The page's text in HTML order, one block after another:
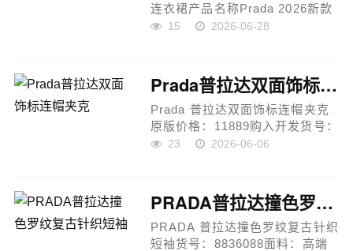
连衣裙产品名称Prada 2026新款
黑色连帽连衣裙产品亮点这款连
通勤元素，打造兼具舒适...
15 2026-06-28
Prada普拉达双面饰标连帽夹克
Prada 普拉达双面饰标连帽夹克
原版价格：11889购入开发货号：
1684766-B60面料：再生尼龙面
重：约390克尺码：S / M / L /
XL适用性...
23 2026-06-06
PRADA普拉达撞色罗纹复古针织短袖
PRADA 普拉达撞色罗纹复古针织
短袖货号：8836088面料：高端